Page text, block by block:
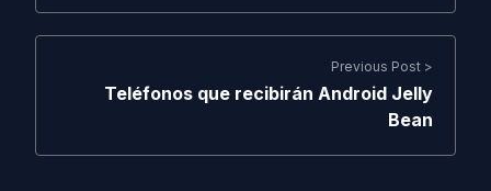
Previous Post >
Teléfonos que recibirán Android Jelly
Bean